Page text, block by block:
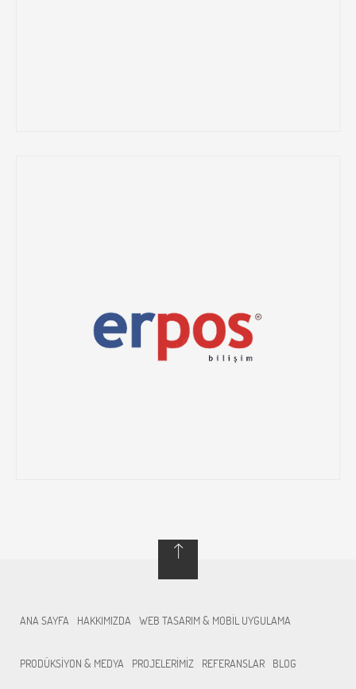
ANA SAYFA HAKKIMIZDA WEB TASARIM & MOBİL UYGULAMA
PRODÜKSİYON & MEDYA PROJELERİMİZ REFERANSLAR BLOG